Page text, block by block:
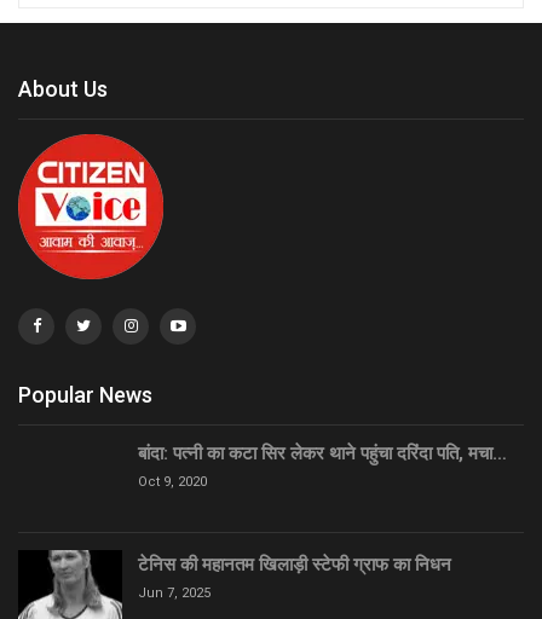
About Us
Popular News
बांदा: पत्नी का कटा सिर लेकर थाने पहुंचा दरिंदा पति, मचा…
Oct 9, 2020
टेनिस की महानतम खिलाड़ी स्टेफी ग्राफ का निधन
Jun 7, 2025